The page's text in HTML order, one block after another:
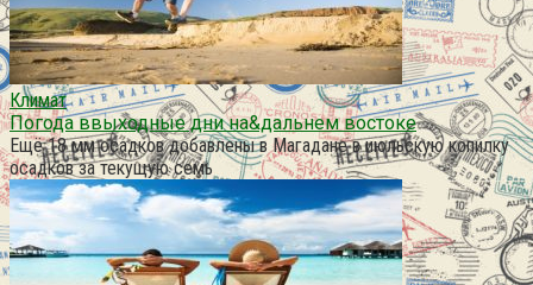
Климат
Погода ввыходные дни на&дальнем востоке
Ещё 18 мм осадков добавлены в Магадане в июльскую копилку
осадков за текущую семь